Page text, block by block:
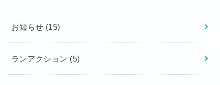
お知らせ (15)
ランアクション (5)